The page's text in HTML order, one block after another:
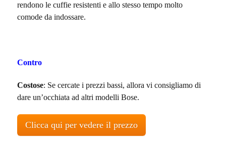
rendono le cuffie resistenti e allo stesso tempo molto
comode da indossare.
Contro
Costose: Se cercate i prezzi bassi, allora vi consigliamo di
dare un’occhiata ad altri modelli Bose.
Clicca qui per vedere il prezzo